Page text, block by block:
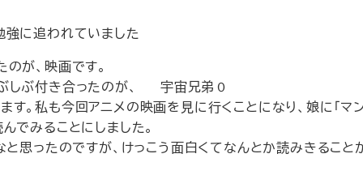
強に追われていました
が、映画です。
しぶ付き合ったのが、
宇宙兄弟０
。私も今回アニメの映画を見に行くことになり、娘に「マ
でみることにしました。
思ったのですが、けっこう面白くてなんとか読みきること